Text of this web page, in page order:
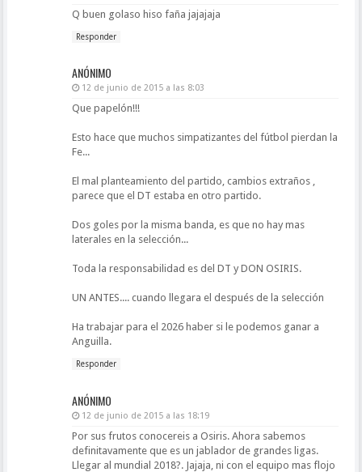
Q buen golaso hiso faña jajajaja
Responder
ANÓNIMO
12 de junio de 2015 a las 8:03
Que papelón!!!
Esto hace que muchos simpatizantes del fútbol pierdan la
Fe...
El mal planteamiento del partido, cambios extraños ,
parece que el DT estaba en otro partido.
Dos goles por la misma banda, es que no hay mas
laterales en la selección...
Toda la responsabilidad es del DT y DON OSIRIS.
UN ANTES.... cuando llegara el después de la selección
Ha trabajar para el 2026 haber si le podemos ganar a
Anguilla.
Responder
ANÓNIMO
12 de junio de 2015 a las 18:19
Por sus frutos conocereis a Osiris. Ahora sabemos
definitavamente que es un jablador de grandes ligas.
Llegar al mundial 2018?. Jajaja, ni con el equipo mas flojo